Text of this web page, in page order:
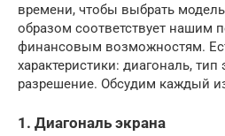
времени, чтобы выбрать
образом соответствует нашим
финансовым возможностям.
характеристики: диагональ, тип
разрешение. Обсудим каждый
1. Диагональ экрана